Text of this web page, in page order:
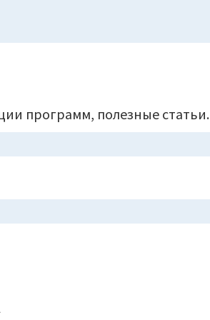
программ, полезные статьи.